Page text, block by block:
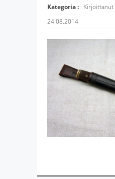
Kategoria : · Kirjoittanut
24.08.2014